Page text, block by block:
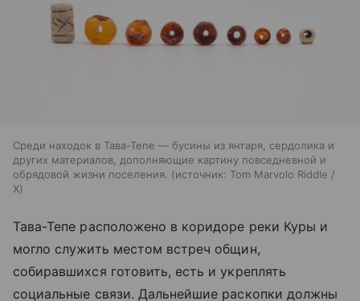
Среди находок в Тава-Тепе — бусины из янтаря, сердолика и
других материалов, дополняющие картину повседневной и
обрядовой жизни поселения.
источник: Tom Marvolo Riddle /
X
Тава-Тепе расположено в коридоре реки Куры и
могло служить местом встреч общин,
собиравшихся готовить, есть и укреплять
социальные связи. Дальнейшие раскопки должны